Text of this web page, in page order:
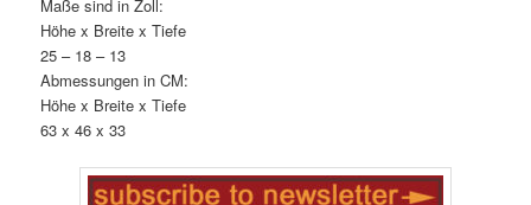
Maße sind in Zoll:
Höhe x Breite x Tiefe
25 – 18 – 13
Abmessungen in CM:
Höhe x Breite x Tiefe
63 x 46 x 33